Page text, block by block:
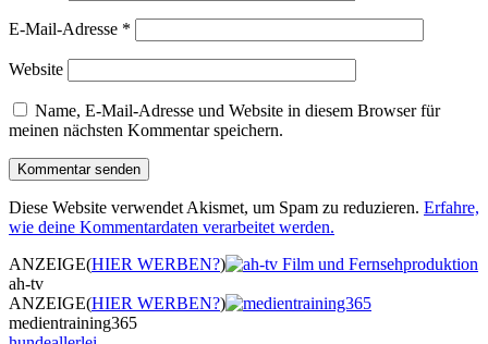
E-Mail-Adresse *
Website
Name, E-Mail-Adresse und Website in diesem Browser für
meinen nächsten Kommentar speichern.
Diese Website verwendet Akismet, um Spam zu reduzieren. Erfahre,
wie deine Kommentardaten verarbeitet werden.
ANZEIGE(HIER WERBEN?)
ah-tv
ANZEIGE(HIER WERBEN?)
medientraining365